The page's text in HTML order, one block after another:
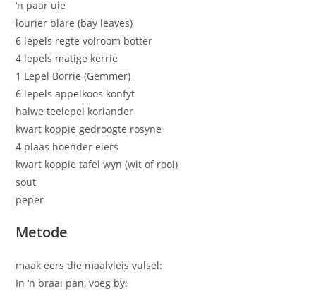
‘n paar uie
lourier blare (bay leaves)
6 lepels regte volroom botter
4 lepels matige kerrie
1 Lepel Borrie (Gemmer)
6 lepels appelkoos konfyt
halwe teelepel koriander
kwart koppie gedroogte rosyne
4 plaas hoender eiers
kwart koppie tafel wyn (wit of rooi)
sout
peper
Metode
maak eers die maalvleis vulsel:
In ‘n braai pan, voeg by: